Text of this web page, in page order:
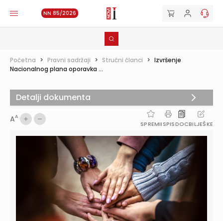
NN 85/2026
Početna > Pravni sadržaji > Stručni članci > Izvršenje
Nacionalnog plana oporavka ...
AA
SPREMIISPISDOCBILJEŠKE
Detalji dokumenta